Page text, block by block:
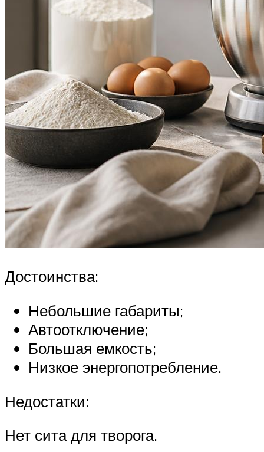
Достоинства:
Небольшие габариты;
Автоотключение;
Большая емкость;
Низкое энергопотребление.
Недостатки:
Нет сита для творога.